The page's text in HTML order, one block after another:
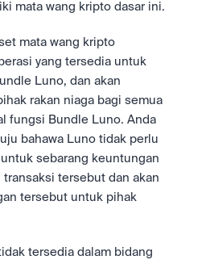
mata wang kripto dasar ini.
mata wang kripto
yang tersedia untuk
Luno, dan akan
rakan niaga bagi semua
fungsi Bundle Luno. Anda
bahawa Luno tidak perlu
sebarang keuntungan
tersebut dan akan
tersebut untuk pihak
tersedia dalam bidang